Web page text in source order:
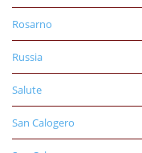
Rosarno
Russia
Salute
San Calogero